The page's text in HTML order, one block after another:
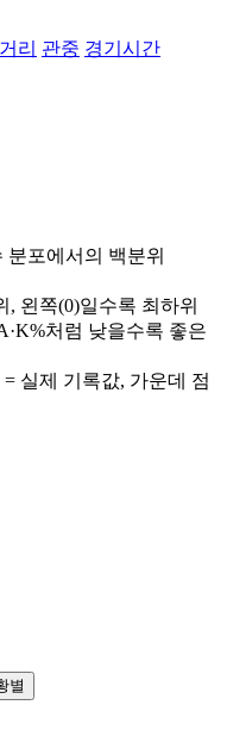
리 관중 경기시간
포에서의 백분위
, 왼쪽(0)일수록 최하위
처럼 낮을수록 좋은
실제 기록값, 가운데 점
별